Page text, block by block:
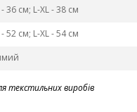
- 36 см; L-ХL - 38 см
- 52 см; L-ХL - 54 см
текстильних виробів